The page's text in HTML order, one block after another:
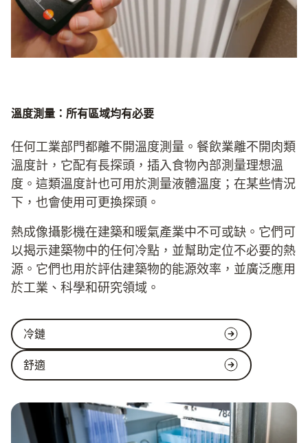
溫度測量：所有區域均有必要
任何工業部門都離不開溫度測量。餐飲業離不開肉類
溫度計，它配有長探頭，插入食物內部測量理想溫
度。這類溫度計也可用於測量液體溫度；在某些情況
下，也會使用可更換探頭。
熱成像攝影機在建築和暖氣產業中不可或缺。它們可
以揭示建築物中的任何冷點，並幫助定位不必要的熱
源。它們也用於評估建築物的能源效率，並廣泛應用
於工業、科學和研究領域。
冷鏈
舒適